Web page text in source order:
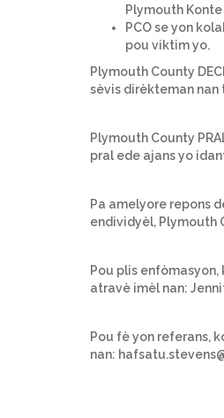
Plymouth
PCO se yon
pou viktim yo.
Plymouth County
sèvis dirèkteman nan
Plymouth County
pral ede ajans yo
Pa amelyore repons
endividyèl, Plymouth
Pou plis enfòmasyon,
atravè imèl nan:
Pou fè yon referans,
nan: